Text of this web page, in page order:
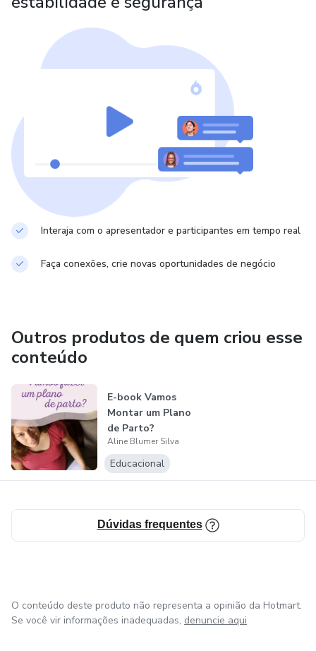
Interaja com o apresentador e participantes em tempo real
Faça conexões, crie novas oportunidades de negócio
Outros produtos de quem criou esse
conteúdo
E-book Vamos
Montar um Plano
de Parto?
Aline Blumer Silva
Educacional
Dúvidas frequentes
O conteúdo deste produto não representa a opinião da Hotmart.
Se você vir informações inadequadas, denuncie aqui